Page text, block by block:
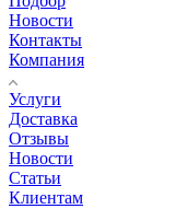
Новости
Контакты
Компания
Услуги
Доставка
Отзывы
Новости
Статьи
Клиентам